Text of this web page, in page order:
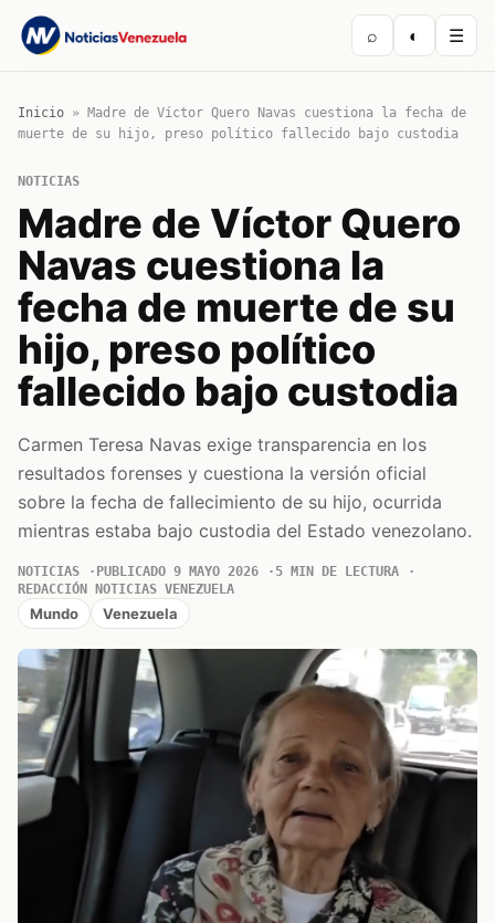
⌕ ◐ ☰
Inicio » Madre de Víctor Quero Navas cuestiona la fecha de
muerte de su hijo, preso político fallecido bajo custodia
NOTICIAS
Madre de Víctor Quero
Navas cuestiona la
fecha de muerte de su
hijo, preso político
fallecido bajo custodia
Carmen Teresa Navas exige transparencia en los
resultados forenses y cuestiona la versión oficial
sobre la fecha de fallecimiento de su hijo, ocurrida
mientras estaba bajo custodia del Estado venezolano.
NOTICIAS PUBLICADO 9 MAYO 2026
5 MIN DE LECTURA
REDACCIÓN NOTICIAS VENEZUELA
Mundo Venezuela